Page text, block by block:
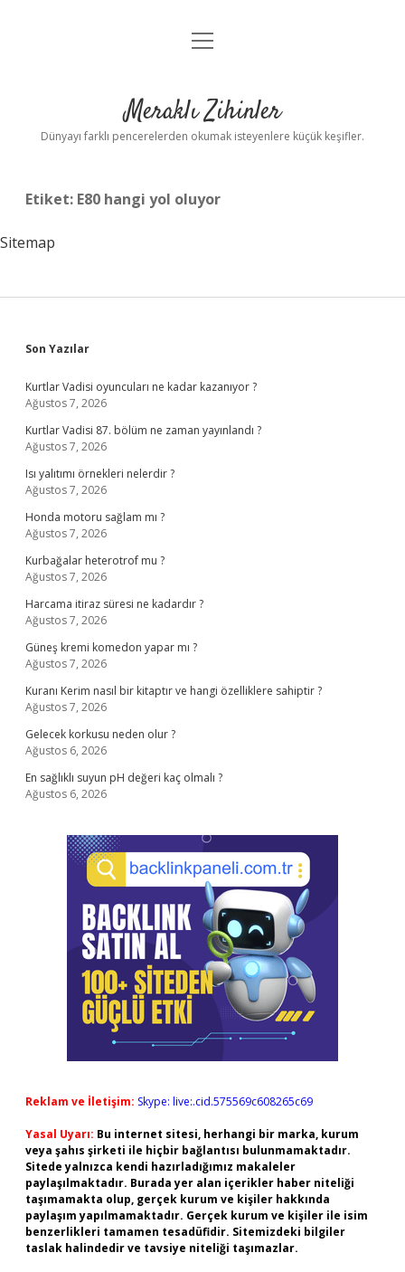
Anasayfa
Yasal Uyarı
menüyü
Meraklı Zihinler
Dünyayı farklı pencerelerden okumak isteyenlere küçük keşifler.
Etiket: E80 hangi yol oluyor
Sitemap
Sidebar
Son Yazılar
Kurtlar Vadisi oyuncuları ne kadar kazanıyor ?
Ağustos 7, 2026
Kurtlar Vadisi 87. bölüm ne zaman yayınlandı ?
Ağustos 7, 2026
Isı yalıtımı örnekleri nelerdir ?
Ağustos 7, 2026
Honda motoru sağlam mı ?
Ağustos 7, 2026
Kurbağalar heterotrof mu ?
Ağustos 7, 2026
Harcama itiraz süresi ne kadardır ?
Ağustos 7, 2026
Güneş kremi komedon yapar mı ?
Ağustos 7, 2026
Kuranı Kerim nasıl bir kitaptır ve hangi özelliklere sahiptir ?
Ağustos 7, 2026
Gelecek korkusu neden olur ?
Ağustos 6, 2026
En sağlıklı suyun pH değeri kaç olmalı ?
Ağustos 6, 2026
Reklam ve İletişim: Skype: live:.cid.575569c608265c69
Yasal Uyarı: Bu internet sitesi, herhangi bir marka, kurum
veya şahıs şirketi ile hiçbir bağlantısı bulunmamaktadır.
Sitede yalnızca kendi hazırladığımız makaleler
paylaşılmaktadır. Burada yer alan içerikler haber niteliği
taşımamakta olup, gerçek kurum ve kişiler hakkında
paylaşım yapılmamaktadır. Gerçek kurum ve kişiler ile isim
benzerlikleri tamamen tesadüfidir. Sitemizdeki bilgiler
taslak halindedir ve tavsiye niteliği taşımazlar.